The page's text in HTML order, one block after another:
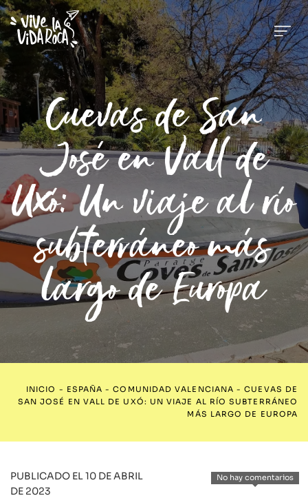
Cuevas de San
José en Vall de
Uxó: Un viaje al río
subterráneo más
largo de Europa
INICIO - ESPAÑA -COMUNIDAD VALENCIANA -CUEVAS DE
SAN JOSÉ EN VALL DE UXÓ: UN VIAJE AL RÍO SUBTERRÁNEO
MÁS LARGO DE EUROPA
No hay comentarios
PUBLICADO EL 10 DE ABRIL
DE 2023